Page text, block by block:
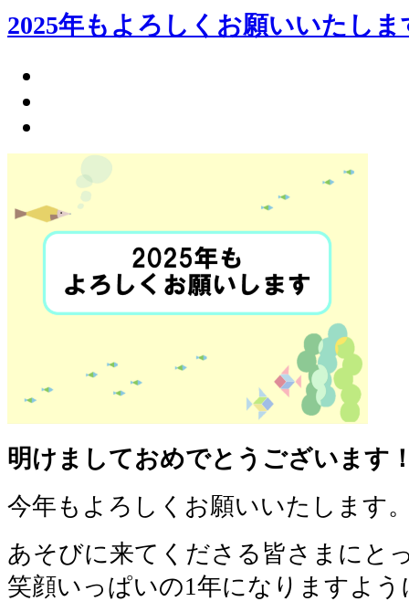
2025年もよろしくお願いいたしま
明けましておめでとうございます
今年もよろしくお願いいたします
あそびに来てくださる皆さまにと
笑顔いっぱいの1年になりますよう